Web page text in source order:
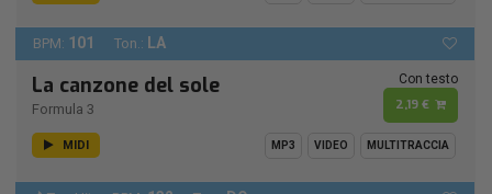
BPM: 101 Ton.: LA
La canzone del sole
Formula 3
Con testo
2,19 €
MIDI MP3 VIDEO MULTITRACCIA